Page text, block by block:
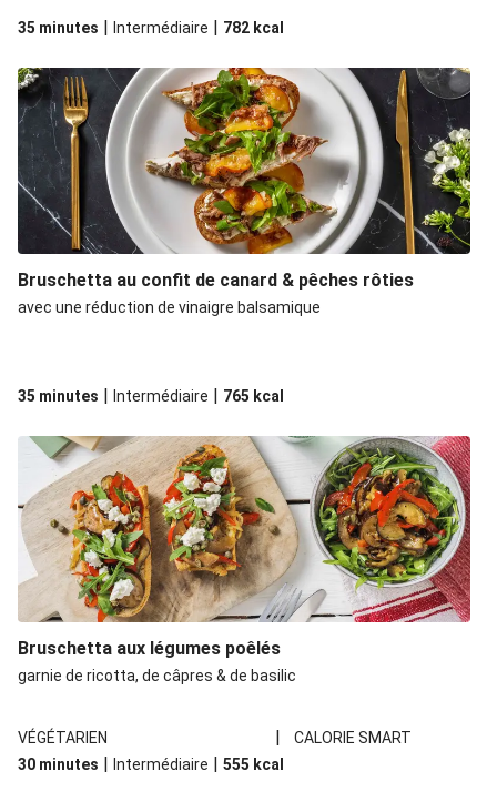
35 minutes | Intermédiaire | 782 kcal
Bruschetta au confit de canard & pêches rôties
avec une réduction de vinaigre balsamique
35 minutes | Intermédiaire | 765 kcal
Bruschetta aux légumes poêlés
garnie de ricotta, de câpres & de basilic
VÉGÉTARIEN |
CALORIE SMART
30 minutes | Intermédiaire | 555 kcal